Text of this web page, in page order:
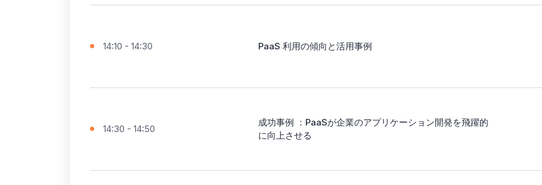
14:10 - 14:30 PaaS 利用の傾向と活用事例
14:30 - 14:50
成功事例 ：PaaSが企業のアプリケーション開発を飛躍的
に向上させる